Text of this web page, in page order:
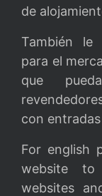
de
También le
para el
que
con
For english
website
websites